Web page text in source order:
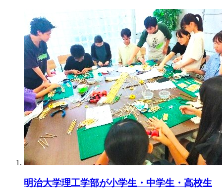
明治大学理工学部が小学生・中学生・高校生